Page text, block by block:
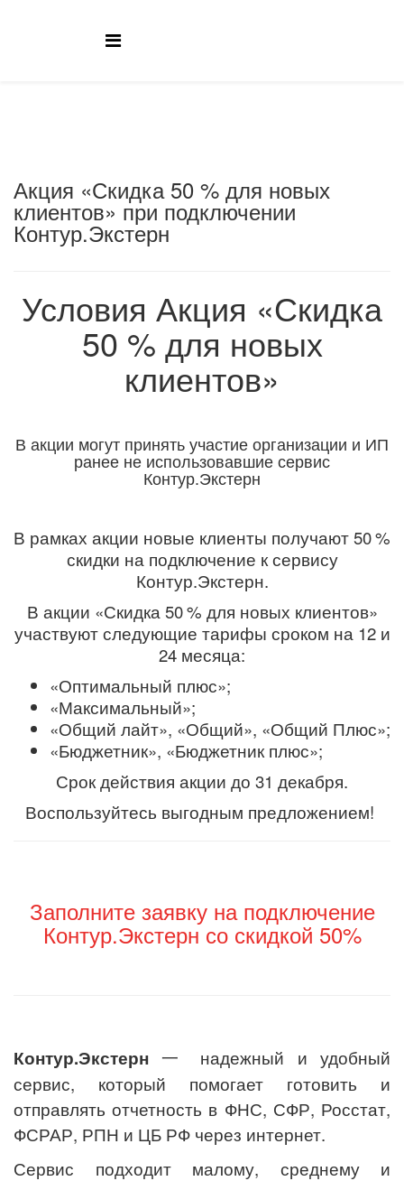
Акция «Скидка 50 % для новых
клиентов» при подключении
Контур.Экстерн
Условия Акция «Скидка
50 % для новых
клиентов»
В акции могут принять участие организации и ИП
ранее не использовавшие сервис
Контур.Экстерн
В рамках акции новые клиенты получают 50 %
скидки на подключение к сервису
Контур.Экстерн.
В акции «Скидка 50 % для новых клиентов»
участвуют следующие тарифы сроком на 12 и
24 месяца:
«Оптимальный плюс»;
«Максимальный»;
«Общий лайт», «Общий», «Общий Плюс»;
«Бюджетник», «Бюджетник плюс»;
Срок действия акции до 31 декабря.
Воспользуйтесь выгодным предложением!
Заполните заявку на подключение
Контур.Экстерн со скидкой 50%
Контур.Экстерн 一 надежный и удобный
сервис, который помогает готовить и
отправлять отчетность в ФНС, СФР, Росстат,
ФСРАР, РПН и ЦБ РФ через интернет.
Сервис подходит малому, среднему и